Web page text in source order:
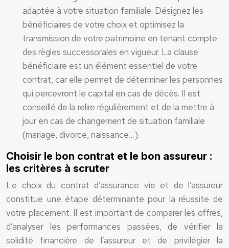
adaptée à votre situation familiale. Désignez les
bénéficiaires de votre choix et optimisez la
transmission de votre patrimoine en tenant compte
des règles successorales en vigueur. La clause
bénéficiaire est un élément essentiel de votre
contrat, car elle permet de déterminer les personnes
qui percevront le capital en cas de décès. Il est
conseillé de la relire régulièrement et de la mettre à
jour en cas de changement de situation familiale
(mariage, divorce, naissance…).
Choisir le bon contrat et le bon assureur :
les critères à scruter
Le choix du contrat d’assurance vie et de l’assureur
constitue une étape déterminante pour la réussite de
votre placement. Il est important de comparer les offres,
d’analyser les performances passées, de vérifier la
solidité financière de l’assureur et de privilégier la